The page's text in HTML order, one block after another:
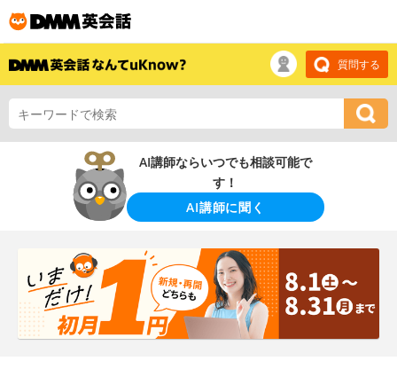
質問する
AI講師ならいつでも相談可能で
す！
AI講師に聞く